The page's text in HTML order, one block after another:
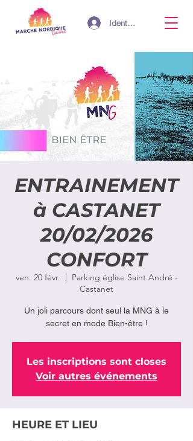
Identifiant
ENTRAINEMENT
à CASTANET
20/02/2026
CONFORT
ven. 20 févr.
  |
Parking église Saint André -
Castanet
Un joli parcours dont seul la MNG à le
secret en mode Bien-être !
Les inscriptions sont closes
Voir autres événements
HEURE ET LIEU